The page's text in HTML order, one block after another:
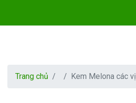
Trang chủ Kem Melona các vị